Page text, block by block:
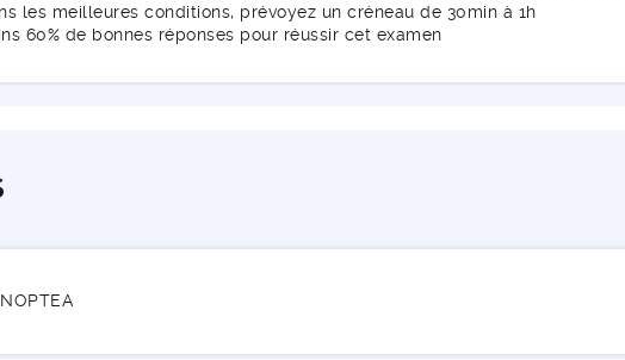
les meilleures conditions, prévoyez un créneau de 30min à 1h
60% de bonnes réponses pour réussir cet examen